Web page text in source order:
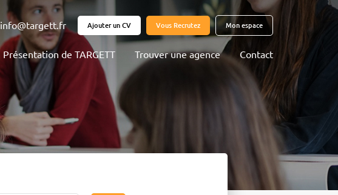
info@targett.fr Ajouter un CV Vous Recrutez Mon espace
Présentation de TARGETT Trouver une agence Contact